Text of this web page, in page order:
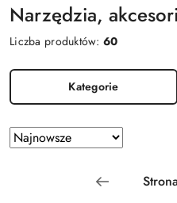
Narzędzia,
Liczba produktów:60
Kategorie
Zastosowano
sortowanie:
Sortuj
według